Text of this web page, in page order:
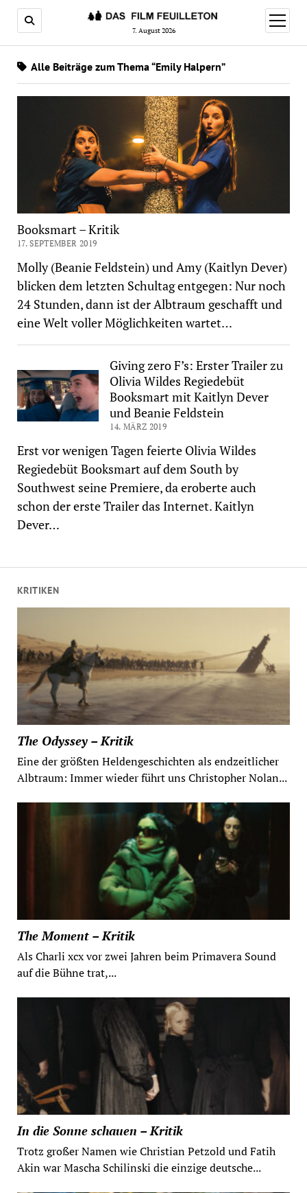
7. August 2026
Menü
öffnen
KRITIKEN
The Odyssey – Kritik
Eine der größten Heldengeschichten als endzeitlicher
Albtraum: Immer wieder führt uns Christopher Nolan...
The Moment – Kritik
Als Charli xcx vor zwei Jahren beim Primavera Sound
auf die Bühne trat,...
In die Sonne schauen – Kritik
Trotz großer Namen wie Christian Petzold und Fatih
Akin war Mascha Schilinski die einzige deutsche...
Alle Beiträge zum Thema “Emily Halpern”
Booksmart – Kritik
17. SEPTEMBER 2019
Molly (Beanie Feldstein) und Amy (Kaitlyn Dever)
blicken dem letzten Schultag entgegen: Nur noch
24 Stunden, dann ist der Albtraum geschafft und
eine Welt voller Möglichkeiten wartet…
Giving zero F’s: Erster Trailer zu
Olivia Wildes Regiedebüt
Booksmart mit Kaitlyn Dever
und Beanie Feldstein
14. MÄRZ 2019
Erst vor wenigen Tagen feierte Olivia Wildes
Regiedebüt Booksmart auf dem South by
Southwest seine Premiere, da eroberte auch
schon der erste Trailer das Internet. Kaitlyn
Dever…